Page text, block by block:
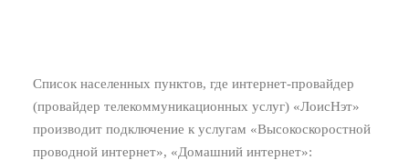
Список населенных пунктов, где интернет-провайдер
(провайдер телекоммуникационных услуг) «ЛоисНэт»
производит подключение к услугам «Высокоскоростной
проводной интернет», «Домашний интернет»: